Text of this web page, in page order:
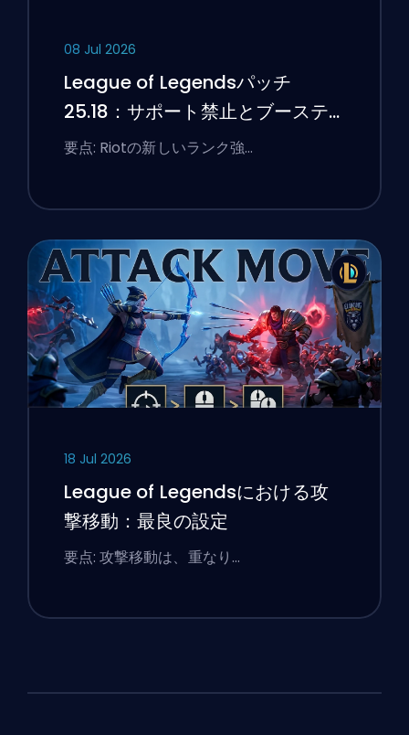
08 Jul 2026
League of Legendsパッチ
25.18：サポート禁止とブーステ
ィングのフラグ
要点: Riotの新しいランク強…
18 Jul 2026
League of Legendsにおける攻
撃移動：最良の設定
要点: 攻撃移動は、重なり…